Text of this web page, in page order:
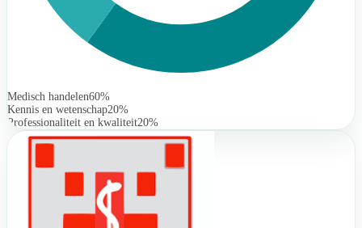
Medisch handelen60%
Kennis en wetenschap20%
Professionaliteit en kwaliteit20%